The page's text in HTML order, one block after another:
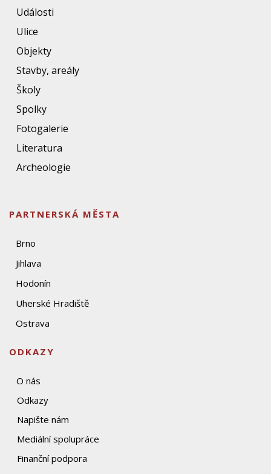
Události
Ulice
Objekty
Stavby, areály
Školy
Spolky
Fotogalerie
Literatura
Archeologie
PARTNERSKÁ MĚSTA
Brno
Jihlava
Hodonín
Uherské Hradiště
Ostrava
ODKAZY
O nás
Odkazy
Napište nám
Mediální spolupráce
Finanční podpora